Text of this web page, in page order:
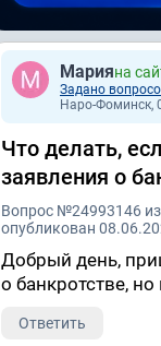
Марияна
Задано
Наро-Фоминск,
Что делать,
заявления о
Вопрос №24993146
опубликован
Добрый день,
о банкротстве,
Ответить